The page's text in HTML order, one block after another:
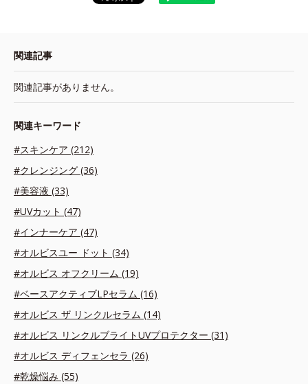
関連記事
関連記事がありません。
関連キーワード
#スキンケア (212)
#クレンジング (36)
#美容液 (33)
#UVカット (47)
#インナーケア (47)
#オルビスユー ドット (34)
#オルビス オフクリーム (19)
#ベースアクティブLPセラム (16)
#オルビス ザ リンクルセラム (14)
#オルビス リンクルブライトUVプロテクター (31)
#オルビス ディフェンセラ (26)
#乾燥悩み (55)